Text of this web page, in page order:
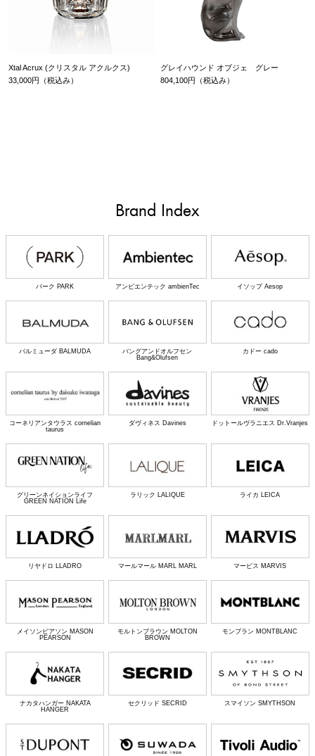
Xtal Acrux (クリスタル アクルクス)
33,000円（税込み）
グレイハウンド オブジェ グレー
804,100円（税込み）
Brand Index
パーク PARK アンビエンテック ambienTec イソップ Aesop
バルミューダ BALMUDA
バングアンドオルフセン
Bang&Olufsen
カドー cado
コーネリアンタウラス cornelian
taurus
ダヴィネス Davines ドットールヴラニエス Dr.Vranjes
グリーンネイションライフ
GREEN NATION Life
ラリック LALIQUE ライカ LEICA
リヤドロ LLADRO マールマール MARL MARL マービス MARVIS
メイソンピアソン MASON
PEARSON
モルトンブラウン MOLTON
BROWN
モンブラン MONTBLANC
ナカタハンガー NAKATA
HANGER
セクリッド SECRID スマイソン SMYTHSON